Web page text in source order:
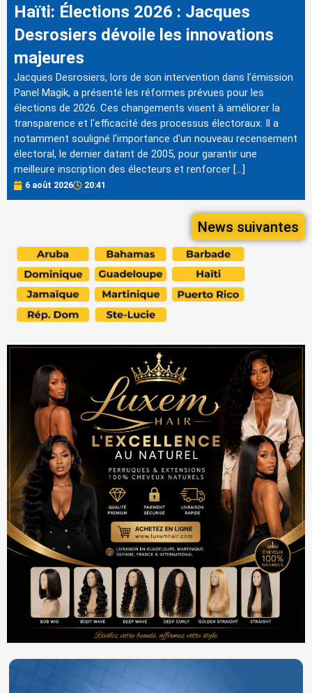
Haïti: Élections 2026 : Jacques
Desrosiers dévoile les innovations
majeures
Jacques Desrosiers, lors de son intervention dans l'émission
Panel Magik, a présenté les réformes prévues pour les
élections de 2026. Ces changements visent à améliorer la
transparence et l'efficacité des processus électoraux. Il a
notamment souligné l'importance d'un nouveau recensement
électoral, le dernier datant de 2005, pour garantir une
meilleure inscription des électeurs et renforcer […]
6 août 2026 20:41
News suivantes